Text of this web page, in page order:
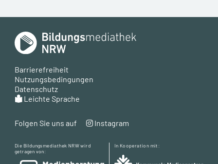
Barrierefreiheit
Nutzungsbedingungen
Datenschutz
Leichte Sprache
Folgen Sie uns auf Instagram
Die Bildungsmediathek NRW wird
getragen von:
In Kooperation mit: